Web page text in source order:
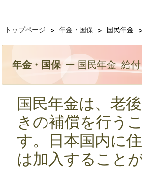
トップページ > 年金・国保 > 国民年金 >
年金・国保 ー 国民年金 給
国民年金は、老
きの補償を行う
す。日本国内に
は加入すること